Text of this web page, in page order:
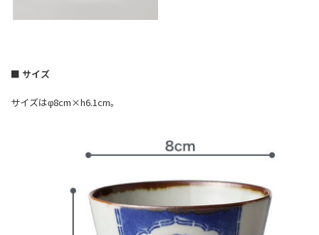
■ サイズ
サイズはφ8cm×h6.1cm。